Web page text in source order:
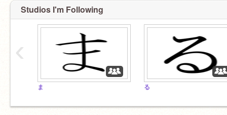
Studios I'm Following
ま る
‹